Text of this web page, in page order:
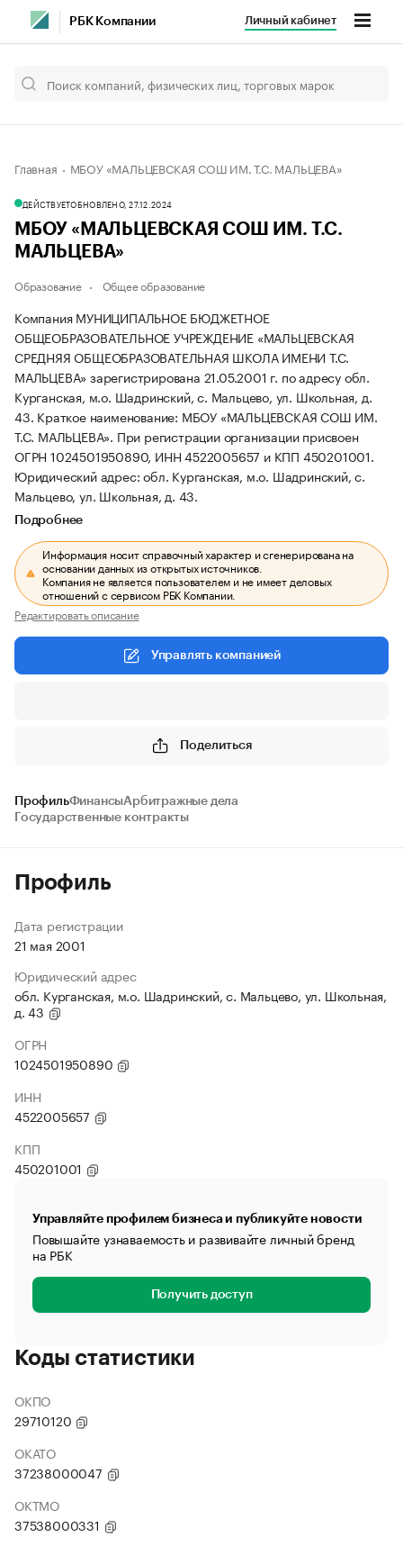
РБК Компании Личный кабинет
Главная МБОУ «МАЛЬЦЕВСКАЯ СОШ ИМ. Т.С. МАЛЬЦЕВА»
ДЕЙСТВУЕТОБНОВЛЕНО, 27.12.2024
МБОУ «МАЛЬЦЕВСКАЯ СОШ ИМ. Т.С.
МАЛЬЦЕВА»
Образование Общее образование
Компания МУНИЦИПАЛЬНОЕ БЮДЖЕТНОЕ
ОБЩЕОБРАЗОВАТЕЛЬНОЕ УЧРЕЖДЕНИЕ «МАЛЬЦЕВСКАЯ
СРЕДНЯЯ ОБЩЕОБРАЗОВАТЕЛЬНАЯ ШКОЛА ИМЕНИ Т.С.
МАЛЬЦЕВА» зарегистрирована 21.05.2001 г. по адресу обл.
Курганская, м.о. Шадринский, с. Мальцево, ул. Школьная, д.
43. Краткое наименование: МБОУ «МАЛЬЦЕВСКАЯ СОШ ИМ.
Т.С. МАЛЬЦЕВА». При регистрации организации присвоен
ОГРН 1024501950890, ИНН 4522005657 и КПП 450201001.
Юридический адрес: обл. Курганская, м.о. Шадринский, с.
Мальцево, ул. Школьная, д. 43.
Подробнее
Информация носит справочный характер и сгенерирована на
основании данных из открытых источников.
Компания не является пользователем и не имеет деловых
отношений с сервисом РБК Компании.
Редактировать описание
Управлять компанией
Поделиться
ПрофильФинансыАрбитражные дела
Государственные контракты
Профиль
Дата регистрации
21 мая 2001
Юридический адрес
обл. Курганская, м.о. Шадринский, с. Мальцево, ул. Школьная,
д. 43
ОГРН
1024501950890
ИНН
4522005657
КПП
450201001
Управляйте профилем бизнеса и публикуйте новости
Повышайте узнаваемость и развивайте личный бренд
на РБК
Получить доступ
Коды статистики
ОКПО
29710120
ОКАТО
37238000047
ОКТМО
37538000331